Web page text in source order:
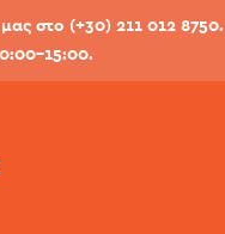
στο (+30) 211 012 8750.
15:00.